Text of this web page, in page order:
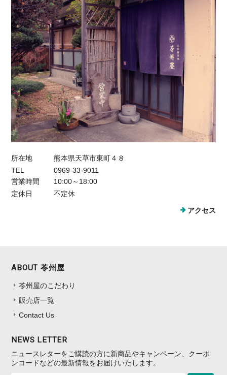
所在地
熊本県天草市東町４８
TEL
0969-33-9011
営業時間
10:00～18:00
定休日
不定休
アクセス
ABOUT 苓州屋
苓州屋のこだわり
販売店一覧
Contact Us
NEWS LETTER
ニュースレターをご購読の方に新商品やキャンペーン、クーポ
ンコードなどの最新情報をお届けいたします。